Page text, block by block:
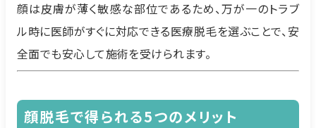
顔は皮膚が薄く敏感な部位であるため、万が一のトラブ
ル時に医師がすぐに対応できる医療脱毛を選ぶことで、安
全面でも安心して施術を受けられます。
顔脱毛で得られる5つのメリット